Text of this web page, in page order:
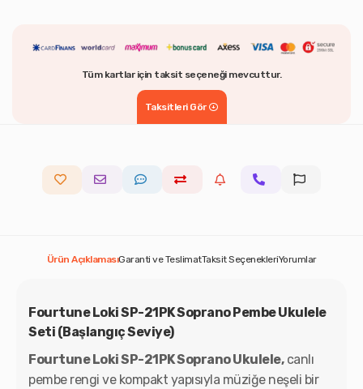
Tüm kartlar için taksit seçeneği mevcuttur.
Taksitleri Gör
Ürün AçıklamasıGaranti ve TeslimatTaksit SeçenekleriYorumlar
Fourtune Loki SP-21PK Soprano Pembe Ukulele
Seti (Başlangıç Seviye)
Fourtune Loki SP-21PK Soprano Ukulele,canlı
pembe rengi ve kompakt yapısıyla müziğe neşeli bir